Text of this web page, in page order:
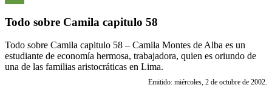
Todo sobre Camila capitulo 58
Todo sobre Camila capitulo 58 – Camila Montes de Alba es un
estudiante de economía hermosa, trabajadora, quien es oriundo de
una de las familias aristocráticas en Lima.
Emitido: miércoles, 2 de octubre de 2002.